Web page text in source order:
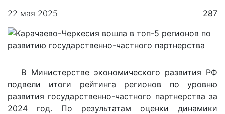
22 мая 2025 287
В Министерстве экономического развития РФ
подвели итоги рейтинга регионов по уровню
развития государственно-частного партнерства за
2024 год. По результатам оценки динамики